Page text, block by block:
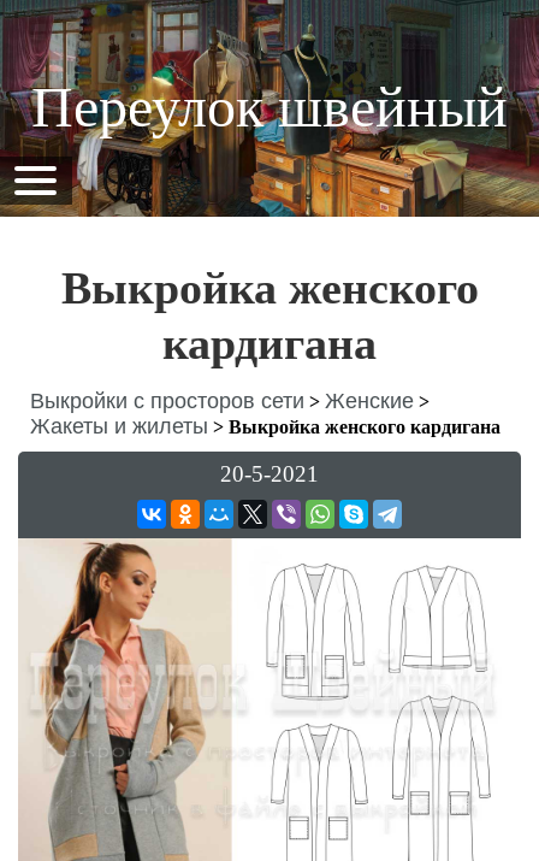
Переулок швейный
Выкройка женского
кардигана
Выкройки с просторов сети > Женские >
Жакеты и жилеты > Выкройка женского кардигана
20-5-2021